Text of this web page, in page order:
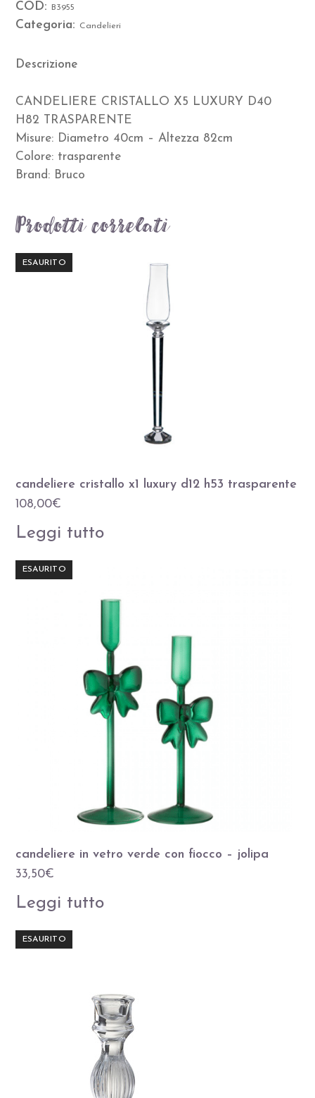
X5
D40
H82
TRASPARENTE
quantità
COD: B3955
Categoria: Candelieri
Descrizione
CANDELIERE CRISTALLO X5 LUXURY D40
H82 TRASPARENTE
Misure: Diametro 40cm – Altezza 82cm
Colore: trasparente
Brand: Bruco
Prodotti correlati
ESAURITO
candeliere cristallo x1 luxury d12 h53 trasparente
108,00€
Leggi tutto
ESAURITO
candeliere in vetro verde con fiocco – jolipa
33,50€
Leggi tutto
ESAURITO